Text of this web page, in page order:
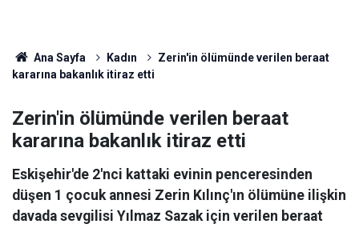
Ana Sayfa Kadın
Zerin'in ölümünde verilen beraat
kararına bakanlık itiraz etti
Zerin'in ölümünde verilen beraat
kararına bakanlık itiraz etti
Eskişehir'de 2'nci kattaki evinin penceresinden
düşen 1 çocuk annesi Zerin Kılınç'ın ölümüne ilişkin
davada sevgilisi Yılmaz Sazak için verilen beraat